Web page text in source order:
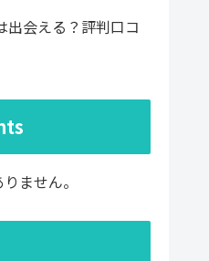
出会える？評判口コ
ません。